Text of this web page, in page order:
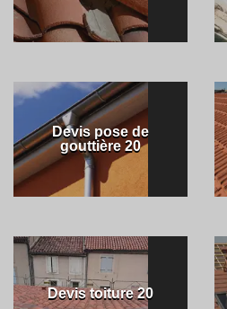
Devis pose de
gouttière 20
Devis toiture 20